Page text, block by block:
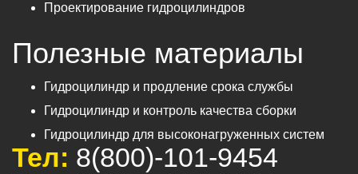
Проектирование гидроцилиндров
Полезные материалы
Гидроцилиндр и продление срока службы
Гидроцилиндр и контроль качества сборки
Гидроцилиндр для высоконагруженных систем
Тел: 8(800)-101-9454